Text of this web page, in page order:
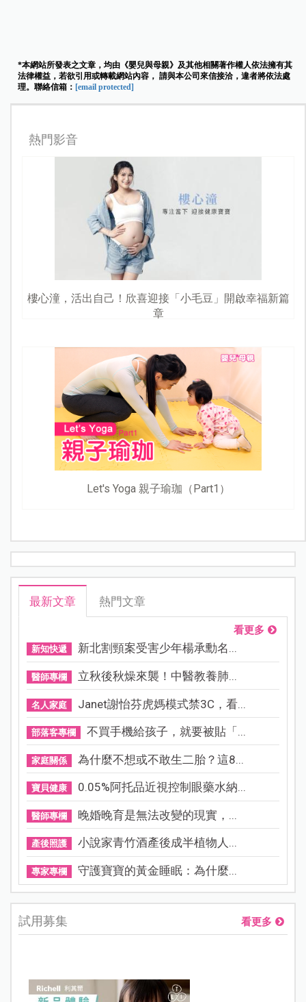
*本網站所發表之文章，均由《嬰兒與母親》及其他相關著作權人依法擁有其
法律權益，若欲引用或轉載網站內容， 請與本公司來信接洽，違者將依法處
理。聯絡信箱： [email protected]
熱門影音
樓心潼，活出自己！欣喜迎接「小毛豆」開啟幸福新篇
章
Let's Yoga 親子瑜珈（Part1）
最新文章 熱門文章
看更多
新知快遞 新北割頸案受害少年楊承勳名...
醫師專欄 立秋後秋燥來襲！中醫教養肺...
名人家庭 Janet謝怡芬虎媽模式禁3C，看...
部落客專欄 不買手機給孩子，就要被貼「...
家庭關係 為什麼不想或不敢生二胎？這8...
寶貝健康 0.05%阿托品近視控制眼藥水納...
醫師專欄 晚婚晚育是無法改變的現實，...
產後照護 小說家青竹酒產後成半植物人...
專家專欄 守護寶寶的黃金睡眠：為什麼...
試用募集 看更多